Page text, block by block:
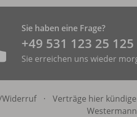
Sie haben eine Frage?
+49 531 ­123 25 125
Sie erreichen uns wieder
Widerruf · Verträge hier
Westermann